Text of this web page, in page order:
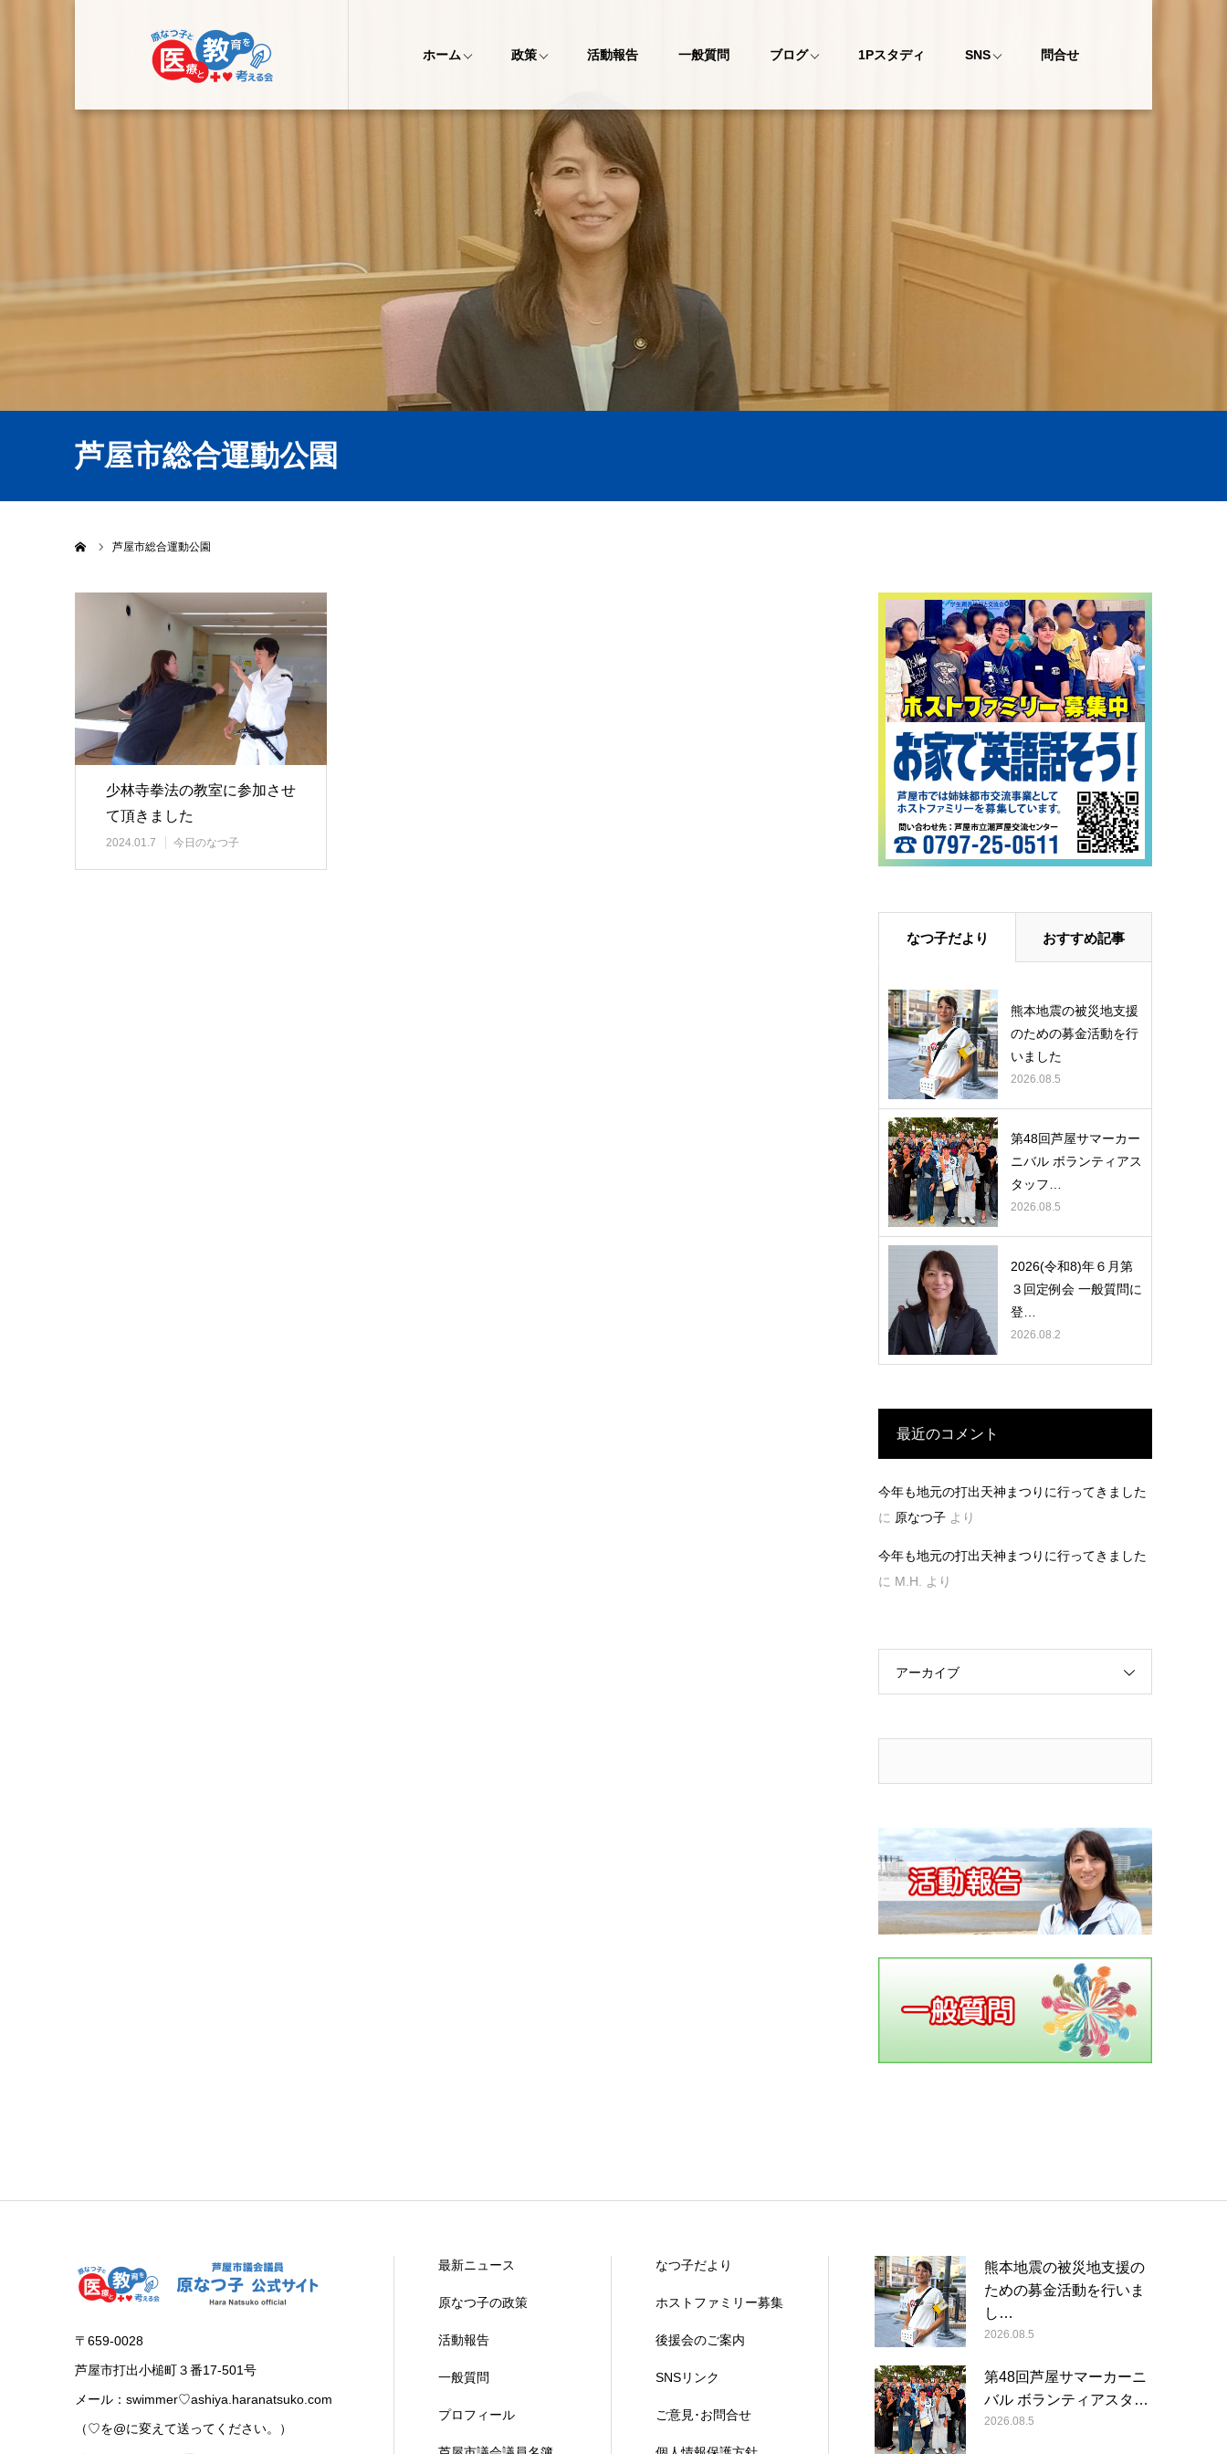
ホーム 政策 活動報告 一般質問 ブログ 1Pスタディ SNS 問合せ
芦屋市総合運動公園
芦屋市総合運動公園
少林寺拳法の教室に参加させ
て頂きました
2024.01.7 今日のなつ子
なつ子だより おすすめ記事
熊本地震の被災地支援
のための募金活動を行
いました
2026.08.5
第48回芦屋サマーカー
ニバル ボランティアス
タッフ…
2026.08.5
2026(令和8)年６月第
３回定例会 一般質問に
登…
2026.08.2
最近のコメント
今年も地元の打出天神まつりに行ってきました
に 原なつ子 より
今年も地元の打出天神まつりに行ってきました
に M.H. より
アーカイブ
〒659-0028
芦屋市打出小槌町３番17-501号
メール：swimmer♡ashiya.haranatsuko.com
（♡を@に変えて送ってください。）
最新ニュース
原なつ子の政策
活動報告
一般質問
プロフィール
なつ子だより
ホストファミリー募集
後援会のご案内
SNSリンク
ご意見･お問合せ
熊本地震の被災地支援の
ための募金活動を行いま
し…
2026.08.5
第48回芦屋サマーカーニ
バル ボランティアスタ…
2026.08.5